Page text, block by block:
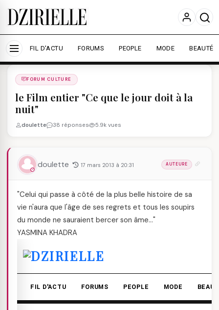
Nous utilisons des cookies pour améliorer votre
expérience et mesurer l'audience.
En savoir plus
Accepter tout Personnaliser
FIL D'ACTU FORUMS PEOPLE MODE BEAUTÉ
Forums
FORUM CULTURE
le Film entier "Ce que le jour doit à la
nuit"
doulette 38 réponses 5.9k vues
doulette 17 mars 2013 à 20:31 AUTEURE
"Celui qui passe à côté de la plus belle histoire de sa
vie n'aura que l'âge de ses regrets et tous les soupirs
du monde ne sauraient bercer son âme…"
YASMINA KHADRA